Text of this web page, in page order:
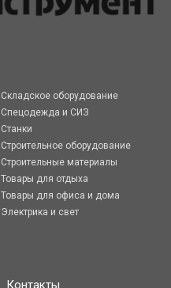
Складское оборудование
Спецодежда и СИЗ
Станки
Строительное оборудование
Строительные материалы
Товары для отдыха
Товары для офиса и дома
Электрика и свет
Контакты